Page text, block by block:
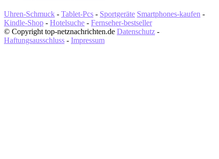
Uhren-Schmuck - Tablet-Pcs - Sportgeräte Smartphones-kaufen -
Kindle-Shop - Hotelsuche - Fernseher-bestseller
© Copyright top-netznachrichten.de Datenschutz -
Haftungsausschluss - Impressum